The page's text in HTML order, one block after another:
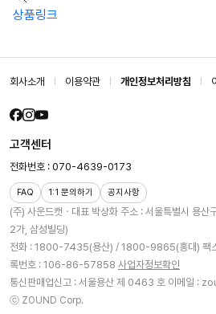
상품링크
회사소개 이용약관 개인정보처리방침
(주) 사운드캣ㆍ대표 박상화 주소 : 서울특별시 용
2가, 삼성빌딩)
전화 : 1800-7435(용산) / 1800-9865(홍대) 팩
록번호 : 106-86-57858 사업자정보확인
통신판매업신고 : 서울용산 제 0463 호 이메일 :
ⓒ ZOUND Corp.
고객센터
전화번호 : 070-4639-0173
FAQ 1:1 문의하기 공지사항